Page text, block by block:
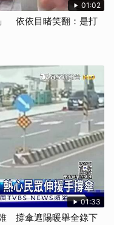
01:02
依依目睹笑翻：是打
01:33
撐傘遮陽暖舉全錄下